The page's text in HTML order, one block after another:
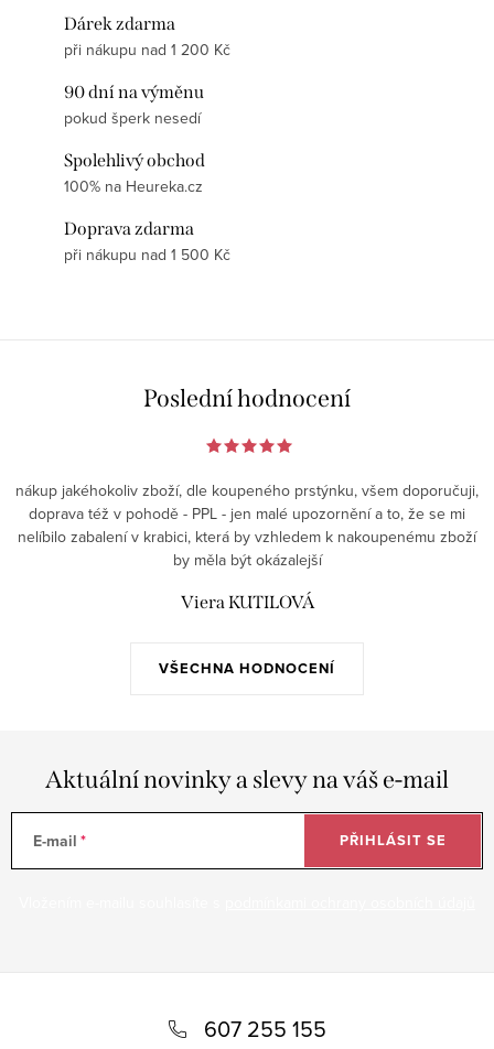
Dárek zdarma
při nákupu nad 1 200 Kč
90 dní na výměnu
pokud šperk nesedí
Spolehlivý obchod
100% na Heureka.cz
Doprava zdarma
při nákupu nad 1 500 Kč
Poslední hodnocení
VŠECHNA HODNOCENÍ
nákup jakéhokoliv zboží, dle koupeného prstýnku, všem doporučuji,
doprava též v pohodě - PPL - jen malé upozornění a to, že se mi
nelíbilo zabalení v krabici, která by vzhledem k nakoupenému zboží
by měla být okázalejší
Viera KUTILOVÁ
Aktuální novinky a slevy na váš e-mail
E-mail PŘIHLÁSIT SE
607 255 155